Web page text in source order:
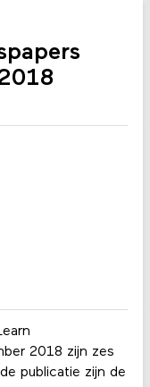
2018 zijn zes
publicatie zijn de